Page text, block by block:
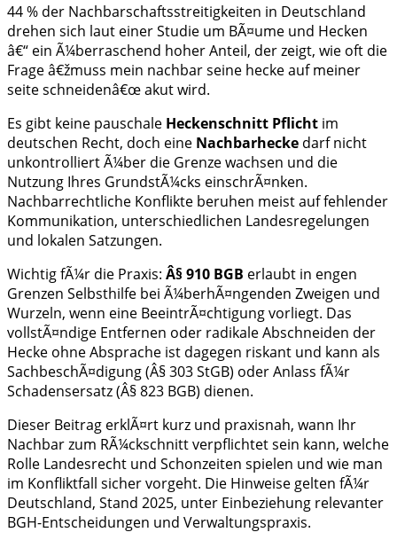
44 % der Nachbarschaftsstreitigkeiten in Deutschland
drehen sich laut einer Studie um BÃ¤ume und Hecken
â€“ ein Ã¼berraschend hoher Anteil, der zeigt, wie oft die
Frage â€žmuss mein nachbar seine hecke auf meiner
seite schneidenâ€œ akut wird.
Es gibt keine pauschale Heckenschnitt Pflicht im
deutschen Recht, doch eine Nachbarhecke darf nicht
unkontrolliert Ã¼ber die Grenze wachsen und die
Nutzung Ihres GrundstÃ¼cks einschrÃ¤nken.
Nachbarrechtliche Konflikte beruhen meist auf fehlender
Kommunikation, unterschiedlichen Landesregelungen
und lokalen Satzungen.
Wichtig fÃ¼r die Praxis: Â§ 910 BGB erlaubt in engen
Grenzen Selbsthilfe bei Ã¼berhÃ¤ngenden Zweigen und
Wurzeln, wenn eine BeeintrÃ¤chtigung vorliegt. Das
vollstÃ¤ndige Entfernen oder radikale Abschneiden der
Hecke ohne Absprache ist dagegen riskant und kann als
SachbeschÃ¤digung (Â§ 303 StGB) oder Anlass fÃ¼r
Schadensersatz (Â§ 823 BGB) dienen.
Dieser Beitrag erklÃ¤rt kurz und praxisnah, wann Ihr
Nachbar zum RÃ¼ckschnitt verpflichtet sein kann, welche
Rolle Landesrecht und Schonzeiten spielen und wie man
im Konfliktfall sicher vorgeht. Die Hinweise gelten fÃ¼r
Deutschland, Stand 2025, unter Einbeziehung relevanter
BGH-Entscheidungen und Verwaltungspraxis.